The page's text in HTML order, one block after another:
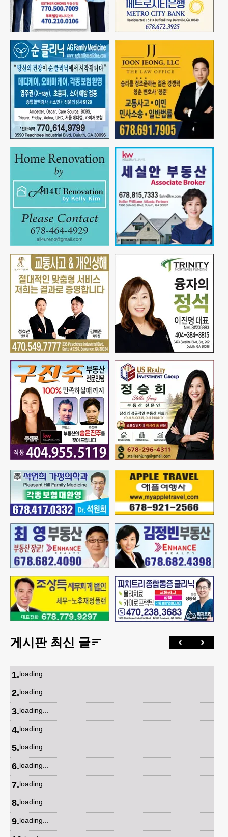
게시판 최신 글
1.loading...
2.loading...
3.loading...
4.loading...
5.loading...
6.loading...
7.loading...
8.loading...
9.loading...